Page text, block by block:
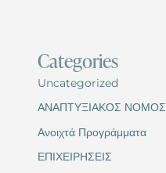
Categories
Uncategorized
ΑΝΑΠΤΥΞΙΑΚΟΣ ΝΟΜΟΣ
Ανοιχτά Προγράμματα
ΕΠΙΧΕΙΡΗΣΕΙΣ